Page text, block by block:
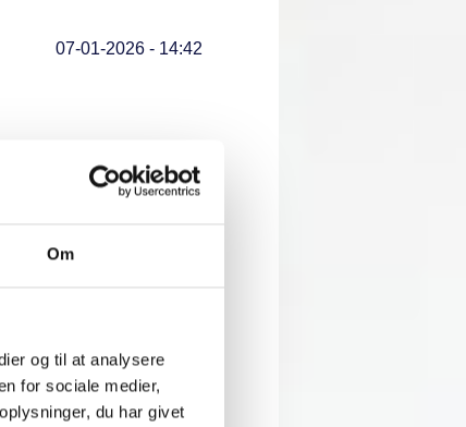
Om
og til at analysere
for sociale medier,
du har givet
07-01-2026 - 14:42
06-01-2026 - 14:05